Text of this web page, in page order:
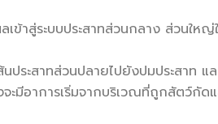
าสู่ระบบประสาทส่วนกลาง ส่วนใหญ่
ประสาทส่วนปลายไปยังปมประสาท แ
ะมีอาการเริ่มจากบริเวณที่ถูกสัตว์กั